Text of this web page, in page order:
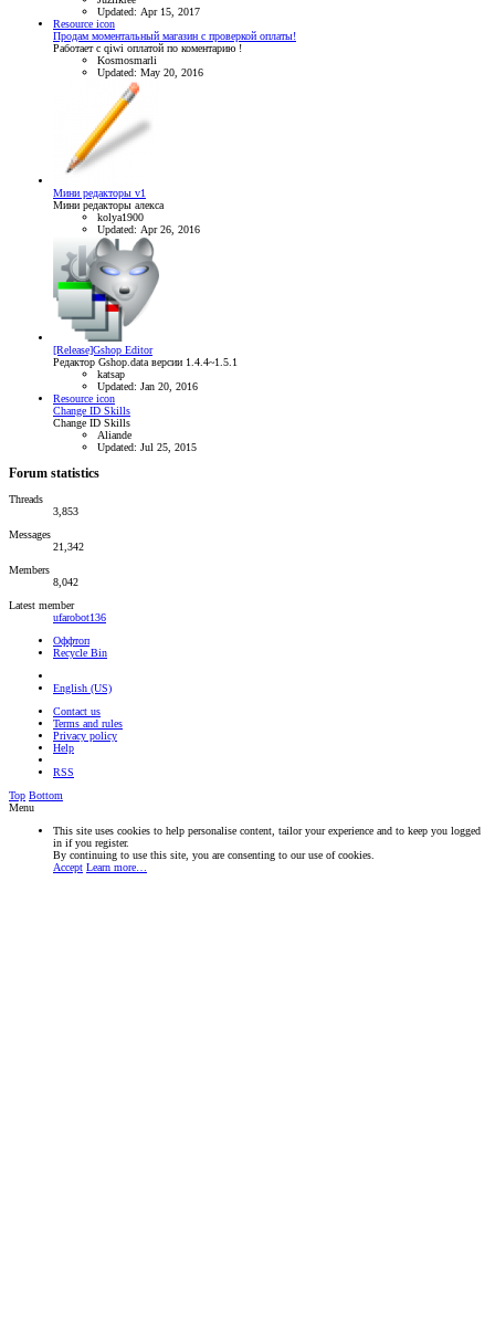
Updated: Apr 15, 2017
Resource icon
Продам моментальный магазин с проверкой оплаты!
Работает с qiwi оплатой по коментарию !
Kosmosmarli
Updated: May 20, 2016
Мини редакторы v1
Мини редакторы алекса
kolya1900
Updated: Apr 26, 2016
[Release]Gshop Editor
Редактор Gshop.data версии 1.4.4~1.5.1
katsap
Updated: Jan 20, 2016
Resource icon
Change ID Skills
Change ID Skills
Aliande
Updated: Jul 25, 2015
Forum statistics
Threads
3,853
Messages
21,342
Members
8,042
Latest member
ufarobot136
Оффтоп
Recycle Bin
English (US)
Contact us
Terms and rules
Privacy policy
Help
RSS
Top Bottom
Menu
This site uses cookies to help personalise content, tailor your experience and to keep you logged
in if you register.
By continuing to use this site, you are consenting to our use of cookies.
Accept Learn more…